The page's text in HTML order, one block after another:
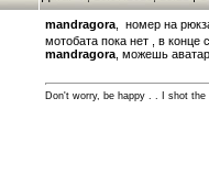
mandragora , номер на
мотобата пока нет , в
mandragora , можешь
Don't worry, be happy . . I shot the